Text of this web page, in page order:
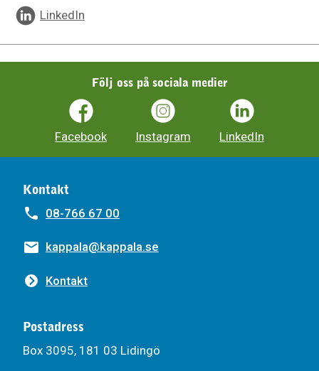
LinkedIn
Följ oss på sociala medier
Facebook Instagram LinkedIn
Kontakt
08-766 67 00
kappala@kappala.se
Kontakt
Postadress
Box 3095, 181 03 Lidingö